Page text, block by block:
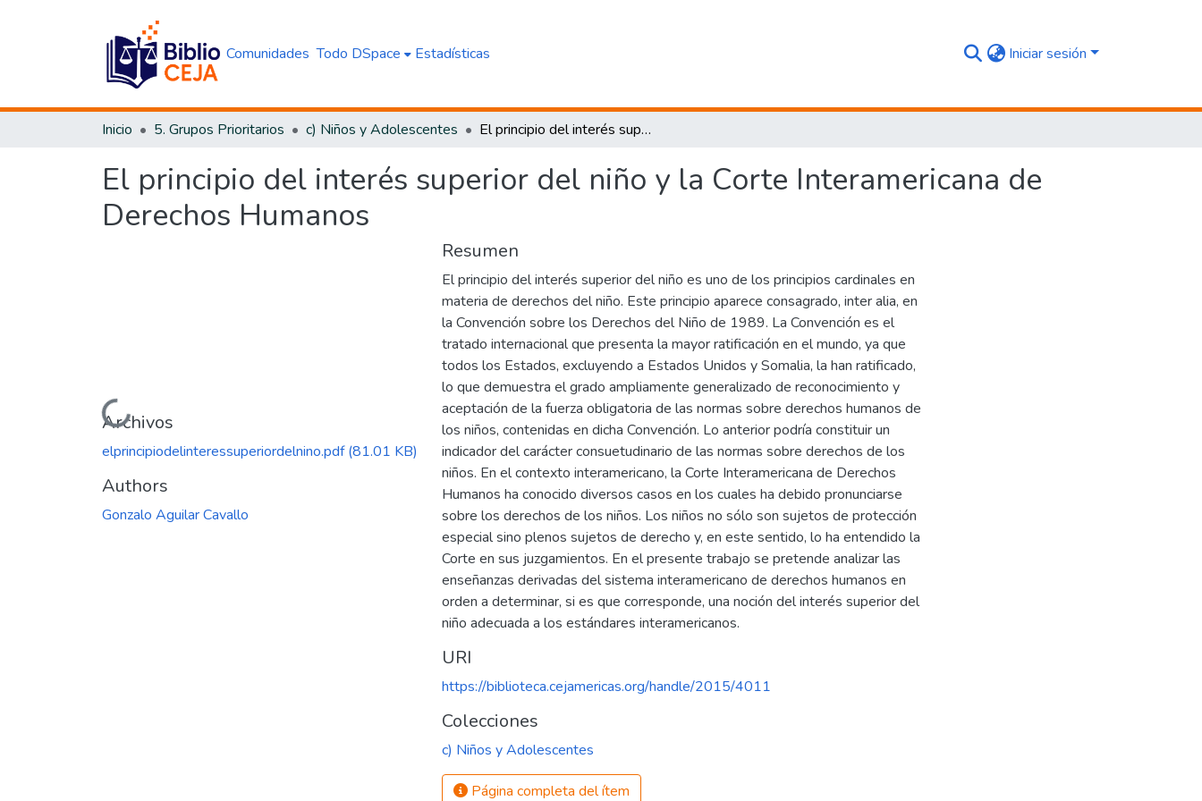
Comunidades Todo DSpace Estadísticas Iniciar sesión
Inicio 5. Grupos Prioritarios c) Niños y Adolescentes El principio del interés superior del niño y la Corte Interamericana de Derechos Humanos
El principio del interés superior del niño y la Corte Interamericana de
Derechos Humanos
Cargando...
Archivos
elprincipiodelinteressuperiordelnino.pdf(81.01 KB)
Authors
Gonzalo Aguilar Cavallo
Resumen
El principio del interés superior del niño es uno de los principios cardinales en
materia de derechos del niño. Este principio aparece consagrado, inter alia, en
la Convención sobre los Derechos del Niño de 1989. La Convención es el
tratado internacional que presenta la mayor ratificación en el mundo, ya que
todos los Estados, excluyendo a Estados Unidos y Somalia, la han ratificado,
lo que demuestra el grado ampliamente generalizado de reconocimiento y
aceptación de la fuerza obligatoria de las normas sobre derechos humanos de
los niños, contenidas en dicha Convención. Lo anterior podría constituir un
indicador del carácter consuetudinario de las normas sobre derechos de los
niños. En el contexto interamericano, la Corte Interamericana de Derechos
Humanos ha conocido diversos casos en los cuales ha debido pronunciarse
sobre los derechos de los niños. Los niños no sólo son sujetos de protección
especial sino plenos sujetos de derecho y, en este sentido, lo ha entendido la
Corte en sus juzgamientos. En el presente trabajo se pretende analizar las
enseñanzas derivadas del sistema interamericano de derechos humanos en
orden a determinar, si es que corresponde, una noción del interés superior del
niño adecuada a los estándares interamericanos.
URI
https://biblioteca.cejamericas.org/handle/2015/4011
Colecciones
c) Niños y Adolescentes
Página completa del ítem